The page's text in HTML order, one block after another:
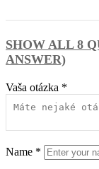
SHOW ALL 8
ANSWER)
Vaša otázka *
Name *